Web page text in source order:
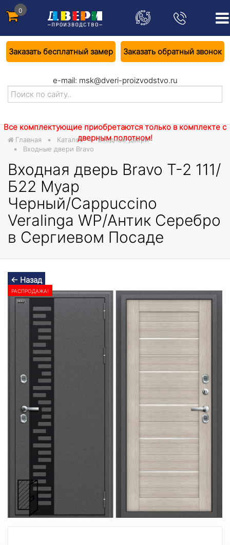
0
Заказать бесплатный замер Заказать обратный звонок
e-mail: msk@dveri-proizvodstvo.ru
Все комплектующие приобретаются только в комплекте с
дверным полотном!
Главная Каталог
Входные двери
Входные двери Bravo
Входная дверь Bravo T-2 111/
Б22 Муар
Черный/Cappuccino
Veralinga WP/Антик Серебро
в Сергиевом Посаде
← Назад
РАСПРОДАЖА!